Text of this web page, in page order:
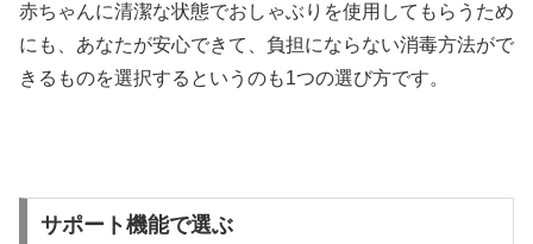
赤ちゃんに清潔な状態でおしゃぶりを使用してもらうため
にも、あなたが安心できて、負担にならない消毒方法がで
きるものを選択するというのも1つの選び方です。
サポート機能で選ぶ